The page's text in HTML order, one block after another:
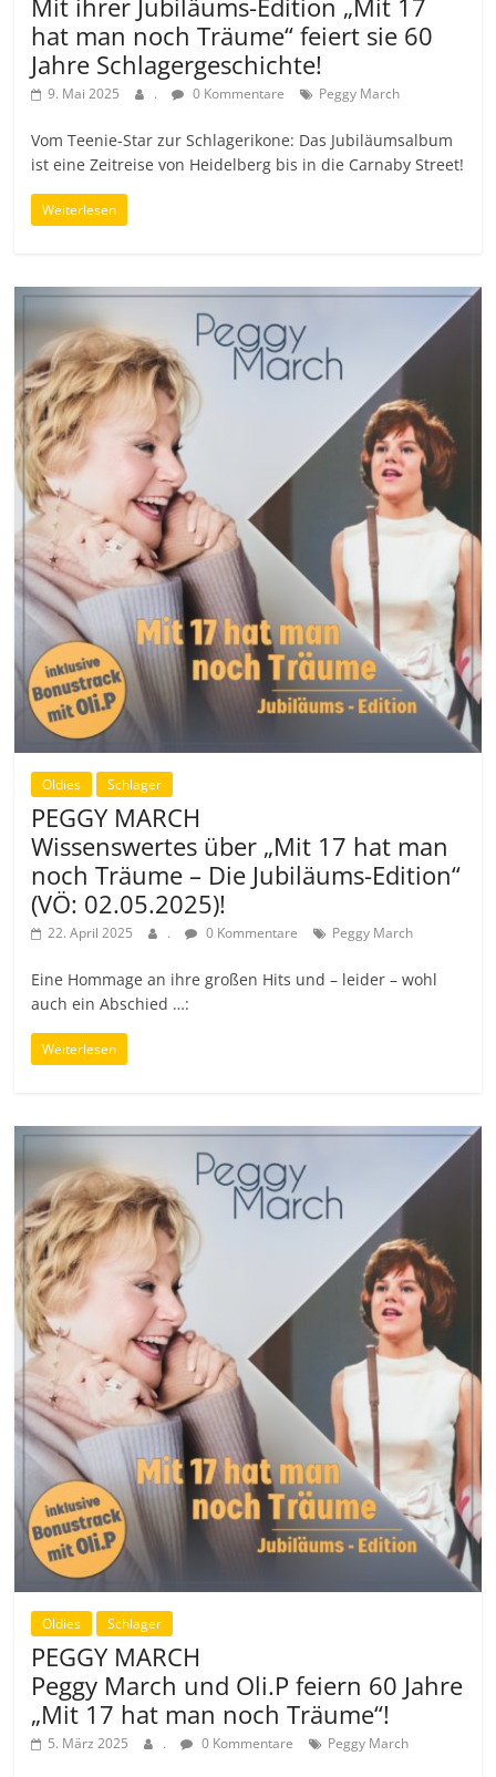
hat man noch Träume“ feiert sie 60
Jahre Schlagergeschichte!
9. Mai 2025 . 0 Kommentare Peggy March
Vom Teenie-Star zur Schlagerikone: Das Jubiläumsalbum
ist eine Zeitreise von Heidelberg bis in die Carnaby Street!
Weiterlesen
Oldies Schlager
PEGGY MARCH
Wissenswertes über „Mit 17 hat man
noch Träume – Die Jubiläums-Edition“
(VÖ: 02.05.2025)!
22. April 2025 . 0 Kommentare Peggy March
Eine Hommage an ihre großen Hits und – leider – wohl
auch ein Abschied …:
Weiterlesen
Oldies Schlager
PEGGY MARCH
Peggy March und Oli.P feiern 60 Jahre
„Mit 17 hat man noch Träume“!
5. März 2025 . 0 Kommentare Peggy March